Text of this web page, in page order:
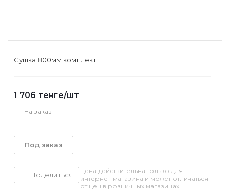
Сушка 800мм комплект
1 706 тенге/шт
На заказ
Под заказ
Поделиться
Цена действительна только для
интернет-магазина и может отличаться
от цен в розничных магазинах